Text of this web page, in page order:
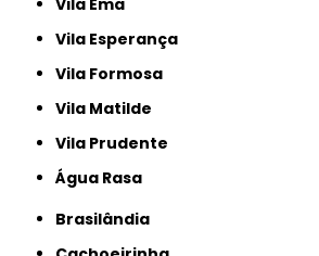
Vila Ema
Vila Esperança
Vila Formosa
Vila Matilde
Vila Prudente
Água Rasa
Brasilândia